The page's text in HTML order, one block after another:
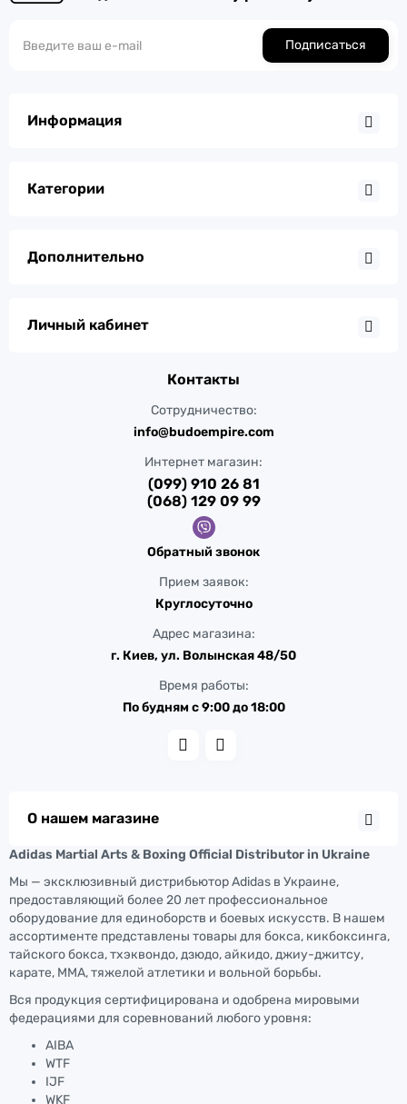
Подписаться
Информация
Категории
Дополнительно
Личный кабинет
Контакты
Сотрудничество:
info@budoempire.com
Интернет магазин:
(099) 910 26 81
(068) 129 09 99
Обратный звонок
Прием заявок:
Круглосуточно
Адрес магазина:
г. Киев, ул. Волынская 48/50
Время работы:
По будням с 9:00 до 18:00
О нашем магазине
Adidas Martial Arts & Boxing Official Distributor in Ukraine
Мы — эксклюзивный дистрибьютор Adidas в Украине,
предоставляющий более 20 лет профессиональное
оборудование для единоборств и боевых искусств. В нашем
ассортименте представлены товары для бокса, кикбоксинга,
тайского бокса, тхэквондо, дзюдо, айкидо, джиу-джитсу,
карате, ММА, тяжелой атлетики и вольной борьбы.
Вся продукция сертифицирована и одобрена мировыми
федерациями для соревнований любого уровня:
AIBA
WTF
IJF
WKF